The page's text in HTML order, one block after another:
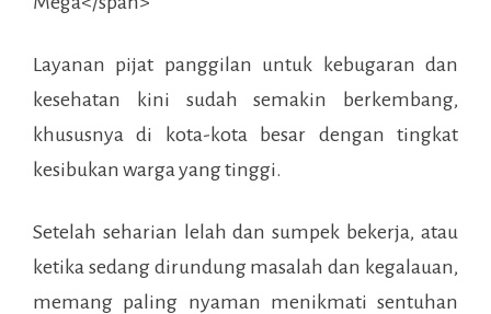
Layanan pijat panggilan untuk kebugaran dan
kesehatan kini sudah semakin berkembang,
khususnya di kota-kota besar dengan tingkat
kesibukan warga yang tinggi.
Setelah seharian lelah dan sumpek bekerja, atau
ketika sedang dirundung masalah dan kegalauan,
memang paling nyaman menikmati sentuhan